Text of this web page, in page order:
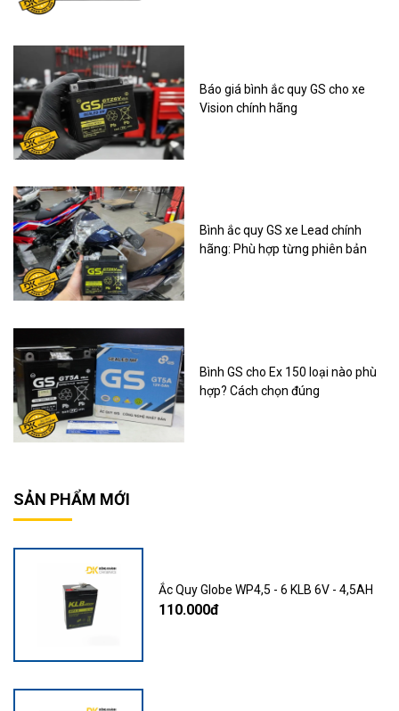
Báo giá bình ắc quy GS cho xe
Vision chính hãng
Bình ắc quy GS xe Lead chính
hãng: Phù hợp từng phiên bản
Bình GS cho Ex 150 loại nào phù
hợp? Cách chọn đúng
SẢN PHẨM MỚI
Ắc Quy Globe WP4,5 - 6 KLB 6V - 4,5AH
110.000đ